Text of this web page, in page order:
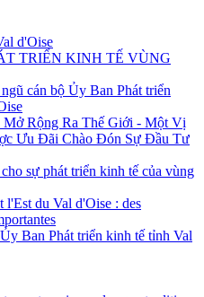
d'Oise
TRIỂN KINH TẾ VÙNG
cán bộ Ủy Ban Phát triển
Rộng Ra Thế Giới - Một Vị
Ưu Đãi Chào Đón Sự Đầu Tư
sự phát triển kinh tế của vùng
l'Est du Val d'Oise : des
Ban Phát triển kinh tế tỉnh Val